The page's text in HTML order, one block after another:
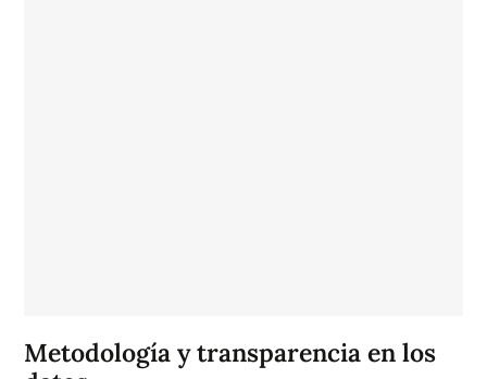
Metodología y transparencia en los